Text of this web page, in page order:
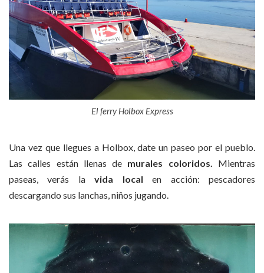
El ferry Holbox Express
Una vez que llegues a Holbox, date un paseo por el pueblo.
Las calles están llenas de murales coloridos. Mientras
paseas, verás lavida local en acción: pescadores
descargando sus lanchas, niños jugando.